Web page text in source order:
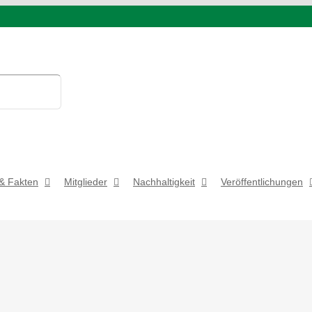
Fakten Mitglieder Nachhaltigkeit Veröffentlichungen